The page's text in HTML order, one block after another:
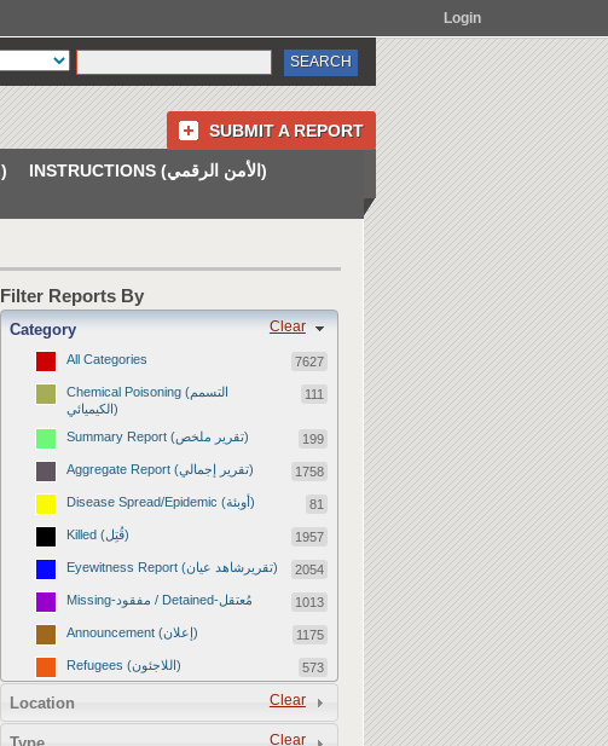
Login
SUBMIT A REPORT
ABOUT US (من نحن)
INSTRUCTIONS (الأمن الرقمي)
Filter Reports By
Clear
Category
All Categories 7627
Chemical Poisoning (التسمم
الكيميائي)
111
Summary Report (تقرير ملخص) 199
Aggregate Report (تقرير إجمالي) 1758
Disease Spread/Epidemic (أوبئة) 81
Killed (قُتِل) 1957
Eyewitness Report (تقريرشاهد عيان) 2054
Missing-مفقود / Detained-مُعتقل 1013
Announcement (إعلان) 1175
Refugees (اللاجئون) 573
1672
Clear
Location
Clear